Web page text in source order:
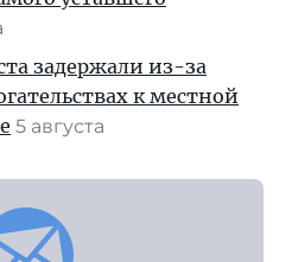
задержали из-за
к местной
5 августа